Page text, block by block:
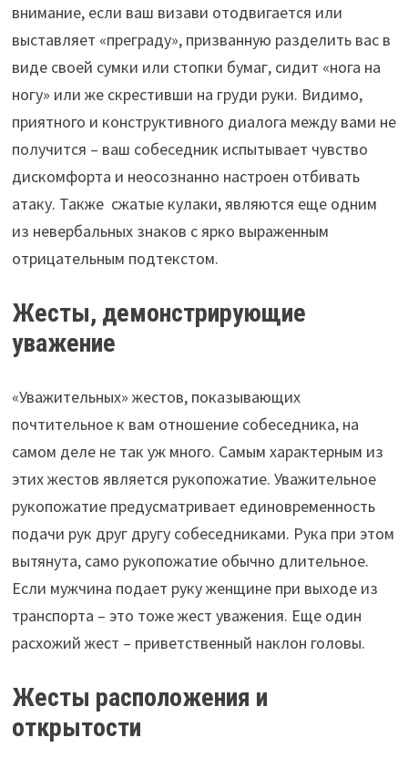
внимание, если ваш визави отодвигается или
выставляет «преграду», призванную разделить вас в
виде своей сумки или стопки бумаг, сидит «нога на
ногу» или же скрестивши на груди руки. Видимо,
приятного и конструктивного диалога между вами не
получится – ваш собеседник испытывает чувство
дискомфорта и неосознанно настроен отбивать
атаку. Также сжатые кулаки, являются еще одним
из невербальных знаков с ярко выраженным
отрицательным подтекстом.
Жесты, демонстрирующие
уважение
«Уважительных» жестов, показывающих
почтительное к вам отношение собеседника, на
самом деле не так уж много. Самым характерным из
этих жестов является рукопожатие. Уважительное
рукопожатие предусматривает единовременность
подачи рук друг другу собеседниками. Рука при этом
вытянута, само рукопожатие обычно длительное.
Если мужчина подает руку женщине при выходе из
транспорта – это тоже жест уважения. Еще один
расхожий жест – приветственный наклон головы.
Жесты расположения и
открытости